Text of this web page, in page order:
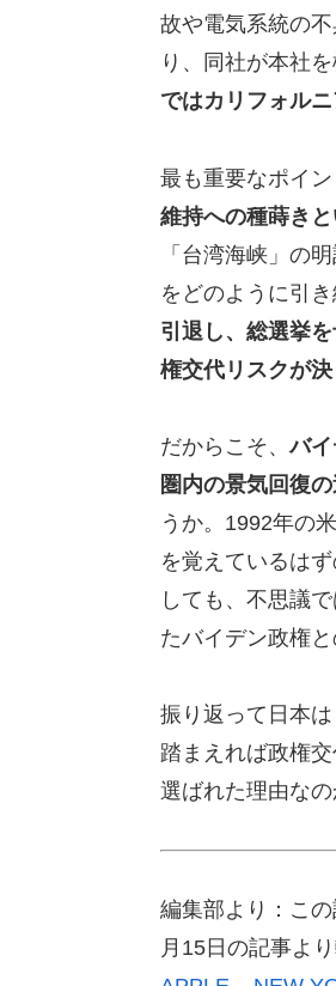
故や電気系統の
り、同社が本社
ではカリフォル
最も重要なポイン
維持への種蒔き
「台湾海峡」の
をどのように引
引退し、総選挙
権交代リスクが
だからこそ、バ
圏内の景気回復
うか。1992年の
を覚えているは
しても、不思議
たバイデン政権
振り返って日本
踏まえれば政権
選ばれた理由なの
編集部より：こ
月15日の記事よ